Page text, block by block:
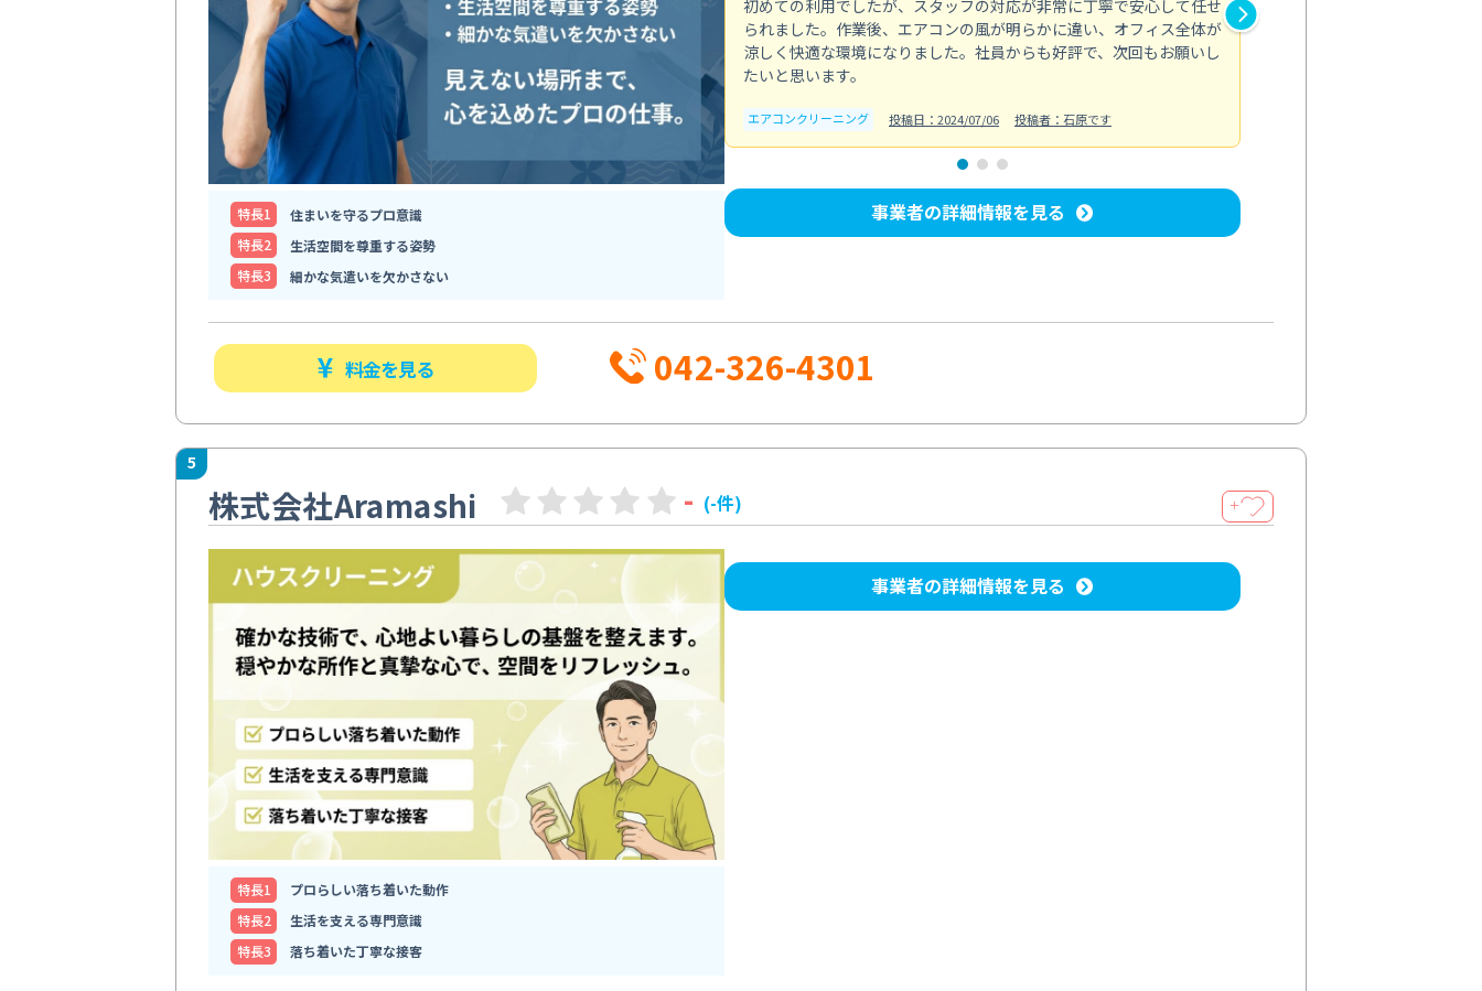
特⻑1
住まいを守るプロ意識
特⻑2
生活空間を尊重する姿勢
特⻑3
細かな気遣いを欠かさない
初めての利用でしたが、スタッフの対応が非常に丁寧で安心して任せ
られました。作業後、エアコンの風が明らかに違い、オフィス全体が
涼しく快適な環境になりました。社員からも好評で、次回もお願いし
たいと思います。
エアコンクリーニング 投稿日：2024/07/06 投稿者：石原です
事業者の詳細情報を見る
料金を見る 042-326-4301
5
株式会社Aramashi - (-件) ＋
特⻑1
プロらしい落ち着いた動作
特⻑2
生活を支える専門意識
特⻑3
落ち着いた丁寧な接客
事業者の詳細情報を見る